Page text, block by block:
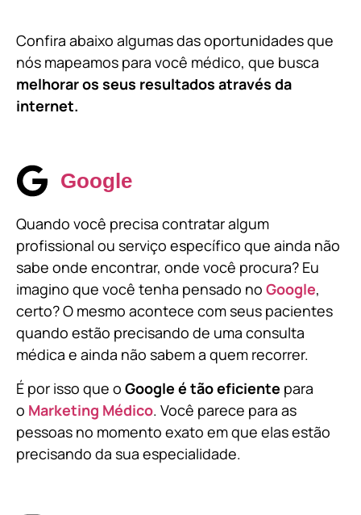
Confira abaixo algumas das oportunidades que
nós mapeamos para você médico, que busca
melhorar os seus resultados através da
internet.
Google
Quando você precisa contratar algum
profissional ou serviço específico que ainda não
sabe onde encontrar, onde você procura? Eu
imagino que você tenha pensado no Google,
certo? O mesmo acontece com seus pacientes
quando estão precisando de uma consulta
médica e ainda não sabem a quem recorrer.
É por isso que o Google é tão eficiente para
o Marketing Médico. Você parece para as
pessoas no momento exato em que elas estão
precisando da sua especialidade.